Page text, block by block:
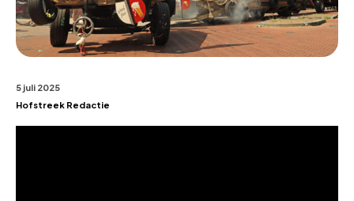
5 juli 2025
Hofstreek Redactie